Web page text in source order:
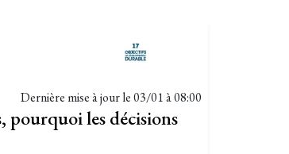
Dernière mise à jour le03/01 à 08:00
pourquoi les décisions